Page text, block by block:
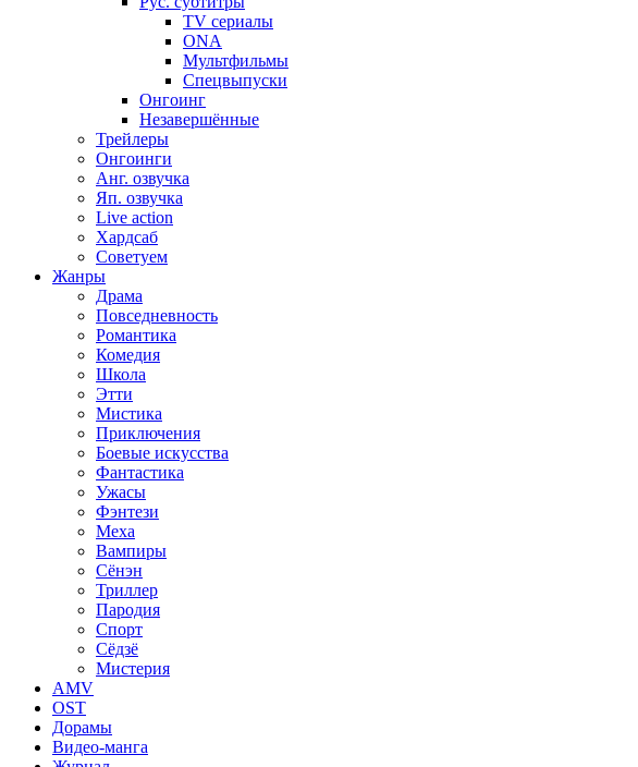
TV сериалы
ONA
Мультфильмы
Спецвыпуски
Онгоинг
Незавершённые
Трейлеры
Онгоинги
Анг. озвучка
Яп. озвучка
Live action
Хардсаб
Советуем
Жанры
Драма
Повседневность
Романтика
Комедия
Школа
Этти
Мистика
Приключения
Боевые искусства
Фантастика
Ужасы
Фэнтези
Меха
Вампиры
Сёнэн
Триллер
Пародия
Спорт
Сёдзё
Мистерия
AMV
OST
Дорамы
Видео-манга